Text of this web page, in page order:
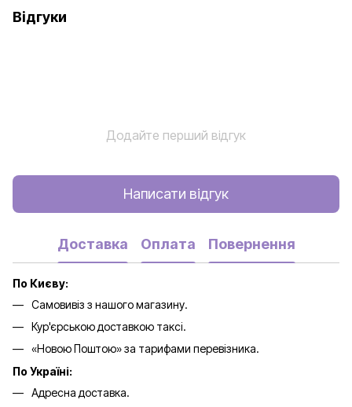
Відгуки
Додайте перший відгук
Написати відгук
Доставка Оплата Повернення
По Києву:
Самовивіз з нашого магазину.
Кур'єрською доставкою таксі.
«Новою Поштою» за тарифами перевізника.
По Україні:
Адресна доставка.